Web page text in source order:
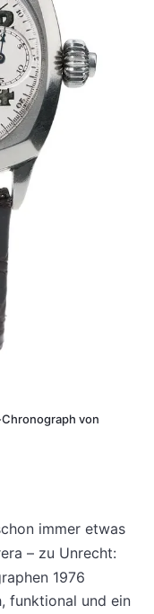
von
immer etwas
– zu Unrecht:
1976
funktional und ein